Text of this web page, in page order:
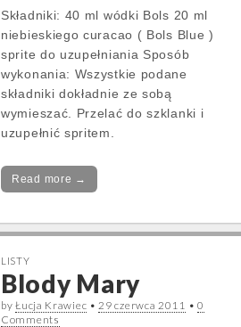
Składniki: 40 ml wódki Bols 20 ml
niebieskiego curacao ( Bols Blue )
sprite do uzupełniania Sposób
wykonania: Wszystkie podane
składniki dokładnie ze sobą
wymieszać. Przelać do szklanki i
uzupełnić spritem.
Read more →
LISTY
Blody Mary
byŁucja Krawiec •29 czerwca 2011 • 0
Comments